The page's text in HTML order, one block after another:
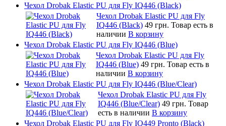
Чехол Drobak Elastic PU для Fly IQ446 (Black)
Чехол Drobak Elastic PU для Fly
IQ446 (Black) 49 грн. Товар есть в
наличии В корзину
Чехол Drobak Elastic PU для Fly IQ446 (Blue)
Чехол Drobak Elastic PU для Fly
IQ446 (Blue) 49 грн. Товар есть в
наличии В корзину
Чехол Drobak Elastic PU для Fly IQ446 (Blue/Сlear)
Чехол Drobak Elastic PU для Fly
IQ446 (Blue/Сlear) 49 грн. Товар
есть в наличии В корзину
Чехол Drobak Elastic PU для Fly IQ449 Pronto (Black)